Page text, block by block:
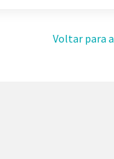
Voltar para a